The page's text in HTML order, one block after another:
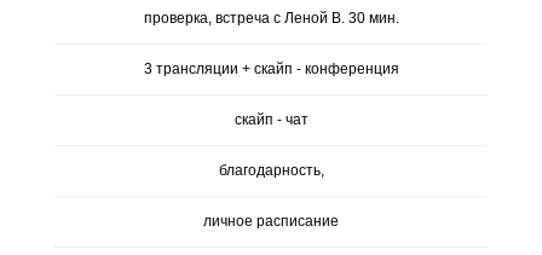
проверка, встреча с Леной В. 30 мин.
3 трансляции + скайп - конференция
скайп - чат
благодарность,
личное расписание